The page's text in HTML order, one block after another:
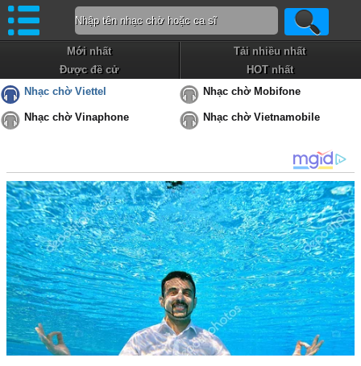
Mới nhất
Tải nhiều nhất
Được đề cử
HOT nhất
Nhạc chờ Viettel
Nhạc chờ Mobifone
Nhạc chờ Vinaphone Nhạc chờ Vietnamobile